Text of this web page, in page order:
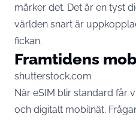
märker det. Det är en tyst
världen snart är
fickan.
Framtidens
shutterstock.com
När eSIM blir standard får
och digitalt mobilnät.